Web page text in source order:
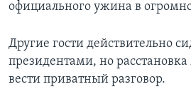
официального ужина в
Другие гости действительно
президентами, но расстановка
вести приватный разговор.